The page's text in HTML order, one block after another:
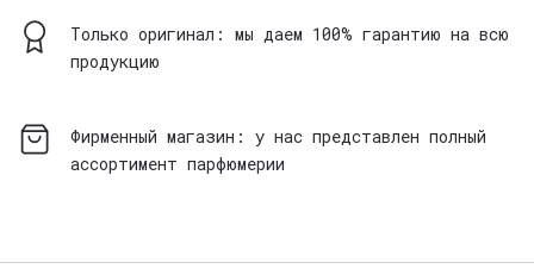
Только оригинал: мы даем 100% гарантию на всю
продукцию
Фирменный магазин: у нас представлен полный
ассортимент парфюмерии